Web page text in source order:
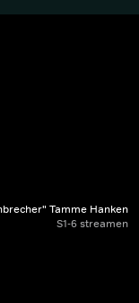
Tamme Hanken
S1-6 streamen